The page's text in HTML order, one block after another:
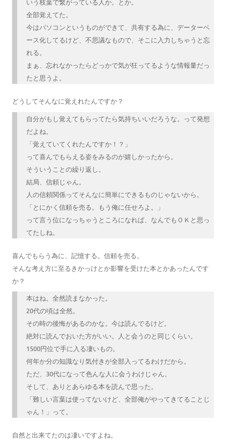
いう枝葉で繋がっている人か。とか。
全部覚えてた。
今はパソコンというものができて、共有する為に、データーベ
ース化してるけど、不思議なもので、そこに入力しちゃうと忘
れる。
まぁ、忘れなかったらどっかで気が狂ってるような情報量だっ
たと思うよ。
どうしてそんなに覚えれたんですか？
自分がもし覚えてもらってたら気持ちいいだろうな。って発想
だよね。
「覚えていてくれたんですか！？」
って喜んでもらえる姿をみるのが嬉しかったから。
そういうことの繰り返し。
結局、信頼じゃん。
人の信頼関係ってそんなに簡単にできるものじゃないから。
「とにかく信頼を売る。もう俺に任せろよ。」
って言う位になっちゃうところになれば、なんでもＯＫと思っ
てたしね。
喜んでもらう為に、記憶する。信頼を売る。
そんな考え方に至るきかっけとか影響を受けた本とかあったんです
か？
本はね。全然読まなかった。
20代の頃は全然。
その時の後悔があるのかな。今は読んでるけど。
絶対に読んでおいた方がいい。人と会うのと同じくらい。
1500円位で手に入る凄いもの。
何年か分の知識なり気付きが全部入ってるわけだから。
ただ、30代になって色んな人に会うわけじゃん。
そして、ありとあらゆる本を読んで思った。
「難しい言葉は使ってないけど、全部俺がやってきてることじ
ゃん！」って。
自然と出来てたのは凄いですよね。